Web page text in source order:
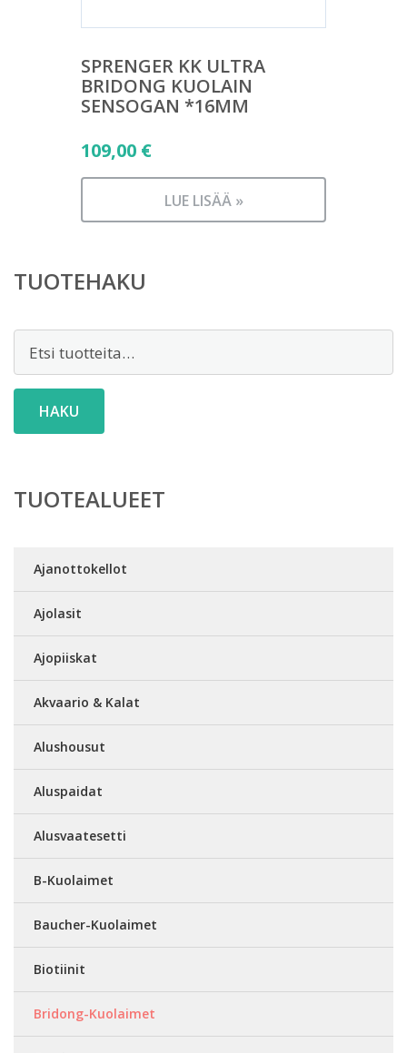
SPRENGER KK ULTRA
BRIDONG KUOLAIN
SENSOGAN *16MM
109,00 €
LUE LISÄÄ »
TUOTEHAKU
HAKU
TUOTEALUEET
Ajanottokellot
Ajolasit
Ajopiiskat
Akvaario & Kalat
Alushousut
Aluspaidat
Alusvaatesetti
B-Kuolaimet
Baucher-Kuolaimet
Biotiinit
Bridong-Kuolaimet